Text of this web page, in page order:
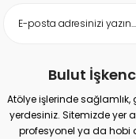
Bulut
Atölye işlerinde
yerdesiniz. Sitemizde yer
profesyonel ya da hobi